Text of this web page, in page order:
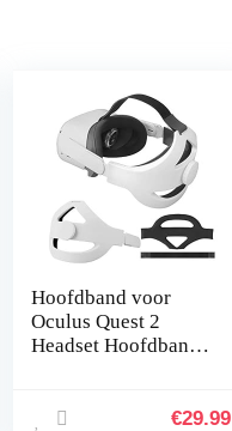
Hoofdband voor
Oculus Quest 2
Headset Hoofdband
Strap Verlaag de €29.99